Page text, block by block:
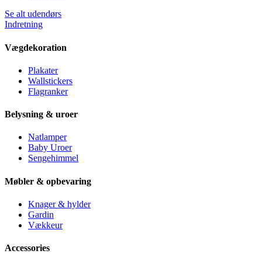
Se alt udendørs
Indretning
Vægdekoration
Plakater
Wallstickers
Flagranker
Belysning & uroer
Natlamper
Baby Uroer
Sengehimmel
Møbler & opbevaring
Knager & hylder
Gardin
Vækkeur
Accessories